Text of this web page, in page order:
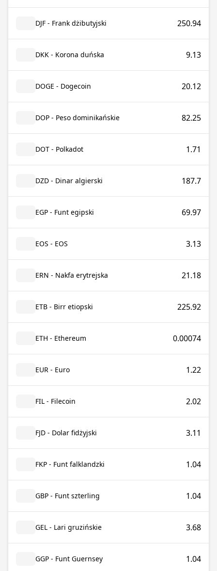
DJF - Frank dżibutyjski 250.94
DKK - Korona duńska 9.13
DOGE - Dogecoin 20.12
DOP - Peso dominikańskie 82.25
DOT - Polkadot 1.71
DZD - Dinar algierski 187.7
EGP - Funt egipski 69.97
EOS - EOS 3.13
ERN - Nakfa erytrejska 21.18
ETB - Birr etiopski 225.92
ETH - Ethereum 0.00074
EUR - Euro 1.22
FIL - Filecoin 2.02
FJD - Dolar fidżyjski 3.11
FKP - Funt falklandzki 1.04
GBP - Funt szterling 1.04
GEL - Lari gruzińskie 3.68
GGP - Funt Guernsey 1.04